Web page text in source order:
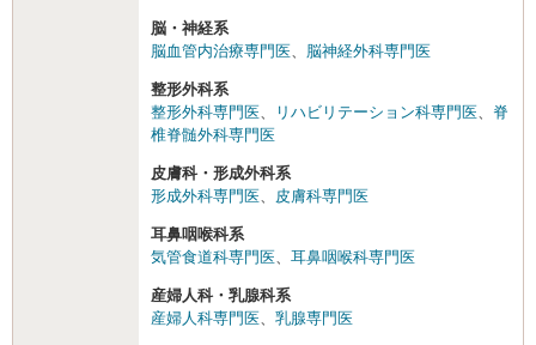
脳・神経系
脳血管内治療専門医
脳神経外科専門医
整形外科系
整形外科専門医
リハビリテーション科専門医
脊
椎脊髄外科専門医
皮膚科・形成外科系
形成外科専門医
皮膚科専門医
耳鼻咽喉科系
気管食道科専門医
耳鼻咽喉科専門医
産婦人科・乳腺科系
産婦人科専門医
乳腺専門医